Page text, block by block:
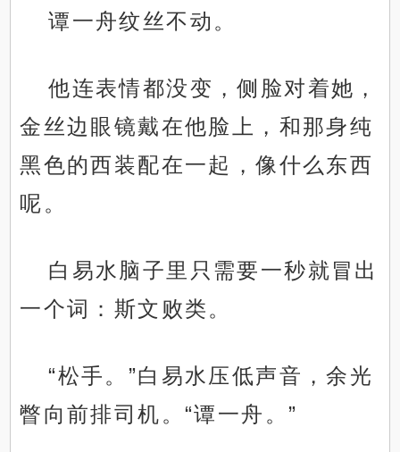
谭一舟纹丝不动。
他连表情都没变，侧脸对着她，
金丝边眼镜戴在他脸上，和那身纯
黑色的西装配在一起，像什么东西
呢。
白易水脑子里只需要一秒就冒出
一个词：斯文败类。
“松手。”白易水压低声音，余光
瞥向前排司机。“谭一舟。”